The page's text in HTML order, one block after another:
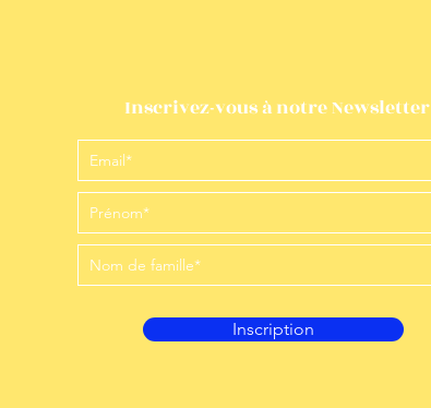
Inscrivez-vous à notre Newsletter
Inscription